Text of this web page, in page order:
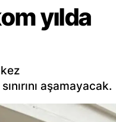
yılda
aşamayacak.